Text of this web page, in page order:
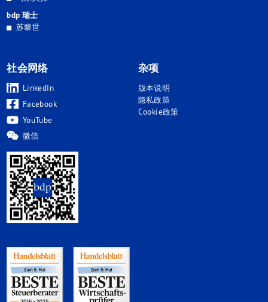
bdp 瑞士
苏黎世
社会网络
LinkedIn
Facebook
YouTube
微信
杂项
版本说明
隐私政策
Cookie政策